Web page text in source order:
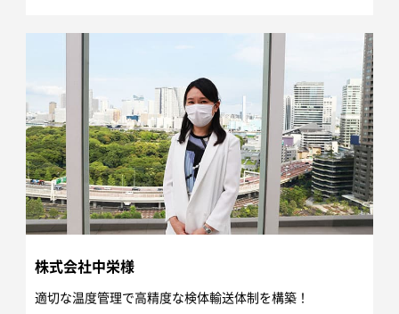
株式会社中栄様
適切な温度管理で高精度な検体輸送体制を構築！